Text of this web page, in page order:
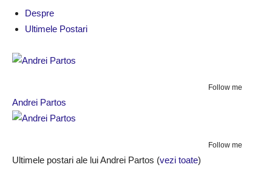
Despre
Ultimele Postari
Follow me
Andrei Partos
Follow me
Ultimele postari ale lui Andrei Partos (vezi toate)